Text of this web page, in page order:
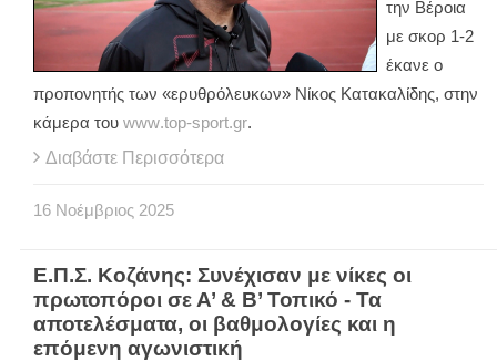
την Βέροια
με σκορ 1-2
έκανε ο
προπονητής των «ερυθρόλευκων» Νίκος Κατακαλίδης, στην
κάμερα του www.top-sport.gr.
Διαβάστε Περισσότερα
16 Νοέμβριος 2025
Ε.Π.Σ. Κοζάνης: Συνέχισαν με νίκες οι
πρωτοπόροι σε Α’ & Β’ Τοπικό - Τα
αποτελέσματα, οι βαθμολογίες και η
επόμενη αγωνιστική